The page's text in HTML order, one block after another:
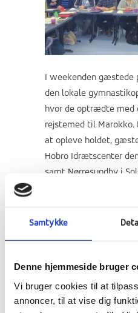
Samtykke
Denne hjemmeside bruger
Vi bruger cookies til at
annoncer, til at vise dig
I weekenden gæstede
den lokale
hvor de optrædte med
rejstemed til Marokko.
at opleve holdet,
Hobro Idrætscenter
samt Nørresundby i